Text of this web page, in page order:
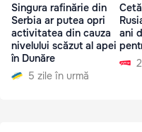
Singura rafinărie din
Serbia ar putea opri
activitatea din cauza
nivelului scăzut al apei
în Dunăre
5 zile în urmă
ani